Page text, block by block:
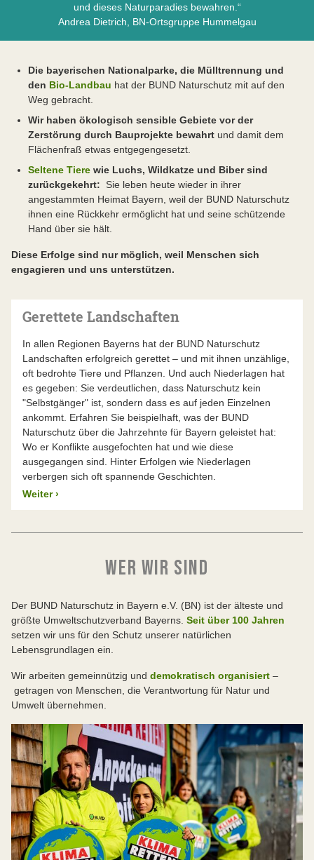
und dieses Naturparadies bewahren.“
Andrea Dietrich, BN-Ortsgruppe Hummelgau
Die bayerischen Nationalparke, die Mülltrennung und
den Bio-Landbau hat der BUND Naturschutz mit auf den
Weg gebracht.
Wir haben ökologisch sensible Gebiete vor der
Zerstörung durch Bauprojekte bewahrt und damit dem
Flächenfraß etwas entgegengesetzt.
Seltene Tiere wie Luchs, Wildkatze und Biber sind
zurückgekehrt: Sie leben heute wieder in ihrer
angestammten Heimat Bayern, weil der BUND Naturschutz
ihnen eine Rückkehr ermöglicht hat und seine schützende
Hand über sie hält.
Diese Erfolge sind nur möglich, weil Menschen sich
engagieren und uns unterstützen.
Gerettete Landschaften
In allen Regionen Bayerns hat der BUND Naturschutz
Landschaften erfolgreich gerettet – und mit ihnen unzählige,
oft bedrohte Tiere und Pflanzen. Und auch Niederlagen hat
es gegeben: Sie verdeutlichen, dass Naturschutz kein
"Selbstgänger" ist, sondern dass es auf jeden Einzelnen
ankommt. Erfahren Sie beispielhaft, was der BUND
Naturschutz über die Jahrzehnte für Bayern geleistet hat:
Wo er Konflikte ausgefochten hat und wie diese
ausgegangen sind. Hinter Erfolgen wie Niederlagen
verbergen sich oft spannende Geschichten.
Weiter ›
WER WIR SIND
Der BUND Naturschutz in Bayern e.V. (BN) ist der älteste und
größte Umweltschutzverband Bayerns. Seit über 100 Jahren
setzen wir uns für den Schutz unserer natürlichen
Lebensgrundlagen ein.
Wir arbeiten gemeinnützig und demokratisch organisiert –
getragen von Menschen, die Verantwortung für Natur und
Umwelt übernehmen.